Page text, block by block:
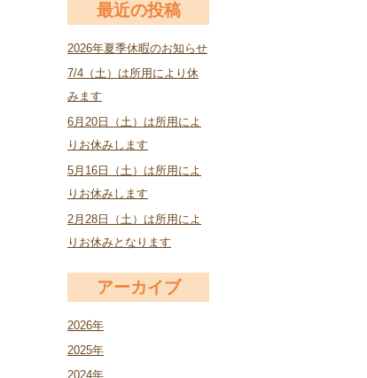
最近の投稿
2026年夏季休暇のお知らせ
7/4（土）は所用により休
みます
6月20日（土）は所用によ
りお休みします
5月16日（土）は所用によ
りお休みします
2月28日（土）は所用によ
りお休みとなります
アーカイブ
2026年
2025年
2024年